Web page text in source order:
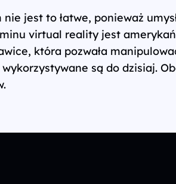
jest to łatwe, ponieważ
virtual reality jest
która pozwała
są do dzisiaj.